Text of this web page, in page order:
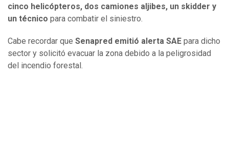
cinco helicópteros, dos camiones aljibes, un skidder y
un técnico para combatir el siniestro.
Cabe recordar que Senapred emitió alerta SAE para dicho
sector y solicitó evacuar la zona debido a la peligrosidad
del incendio forestal.